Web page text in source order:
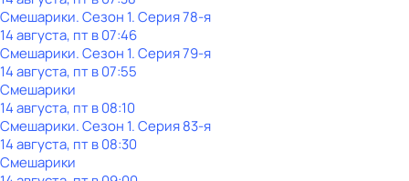
Смешарики. Сезон 1. Серия 78-я
14 августа, пт в 07:46
Смешарики. Сезон 1. Серия 79-я
14 августа, пт в 07:55
Смешарики
14 августа, пт в 08:10
Смешарики. Сезон 1. Серия 83-я
14 августа, пт в 08:30
Смешарики